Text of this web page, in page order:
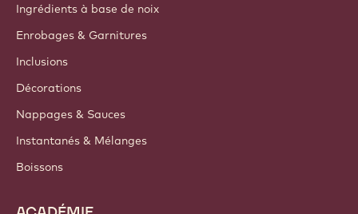
Ingrédients à base de noix
Enrobages & Garnitures
Inclusions
Décorations
Nappages & Sauces
Instantanés & Mélanges
Boissons